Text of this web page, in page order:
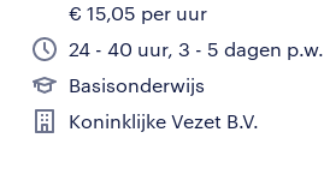
€ 15,05 per uur
24 - 40 uur, 3 - 5 dagen p.w.
Basisonderwijs
Koninklijke Vezet B.V.